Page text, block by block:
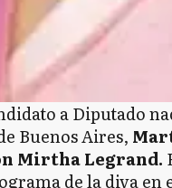
a Diputado
Buenos Aires,
Mirtha Legrand.
de la diva en